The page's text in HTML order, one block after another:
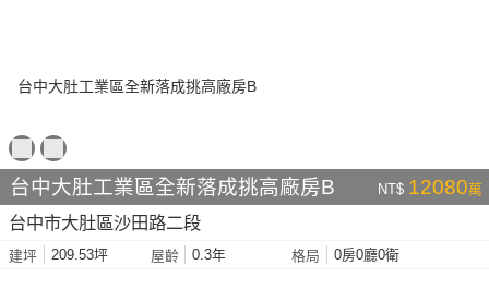
台中大肚工業區全新落成挑高廠房B NT$ 12080萬
台中市大肚區沙田路二段
建坪 209.53坪 屋齡 0.3年 格局 0房0廳0衛